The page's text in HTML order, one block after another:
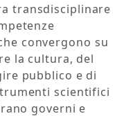
transdisciplinare
convergono su
la cultura, del
pubblico e di
scientifici
governi e